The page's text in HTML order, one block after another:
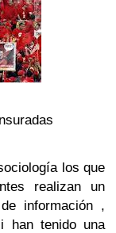
los que
realizan un
información ,
han tenido una